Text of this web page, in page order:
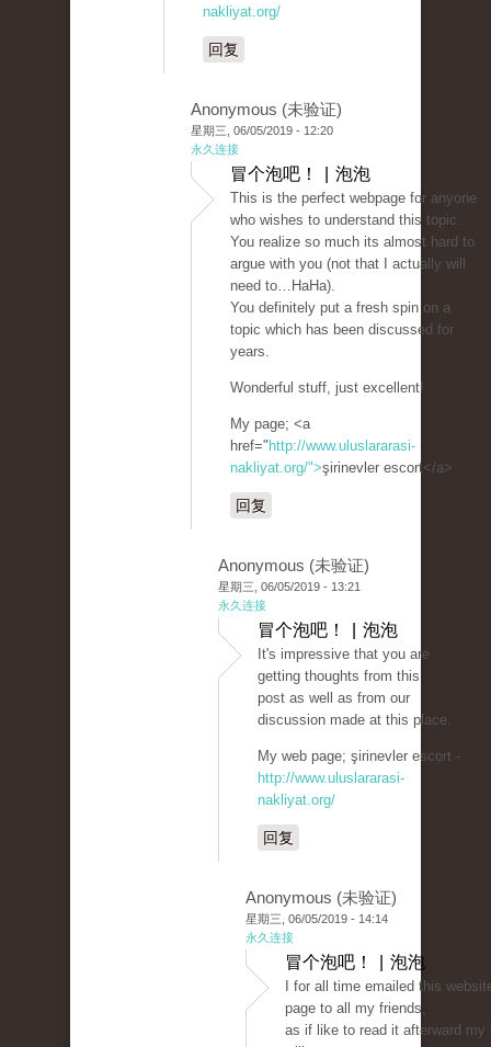
nakliyat.org/
回复
Anonymous (未验证)
星期三, 06/05/2019 - 12:20
永久连接
冒个泡吧！ | 泡泡
This is the perfect webpage for anyone
who wishes to understand this topic.
You realize so much its almost hard to
argue with you (not that I actually will
need to…HaHa).
You definitely put a fresh spin on a
topic which has been discussed for
years.
Wonderful stuff, just excellent!
My page; <a
href=" http://www.uluslararasi-
nakliyat.org/">şirinevler escort</a>
回复
Anonymous (未验证)
星期三, 06/05/2019 - 13:21
永久连接
冒个泡吧！ | 泡泡
It's impressive that you are
getting thoughts from this
post as well as from our
discussion made at this place.
My web page; şirinevler escort -
http://www.uluslararasi-
nakliyat.org/
回复
Anonymous (未验证)
星期三, 06/05/2019 - 14:14
永久连接
冒个泡吧！ | 泡泡
I for all time emailed this
page to all my friends,
as if like to read it afterward my